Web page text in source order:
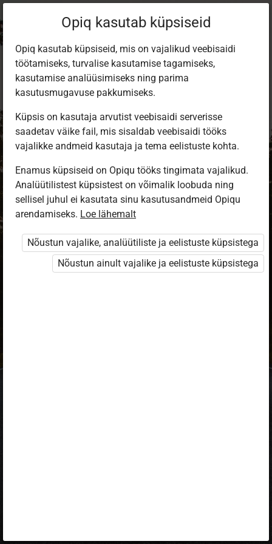
Sisene Opiqusse
Vali, kuidas end tuvastada
eKool
Stuudium
Opiq
HarID
Opiq kasutab küpsiseid
Opiq kasutab küpsiseid, mis on vajalikud veebisaidi
töötamiseks, turvalise kasutamise tagamiseks,
kasutamise analüüsimiseks ning parima
kasutusmugavuse pakkumiseks.
Küpsis on kasutaja arvutist veebisaidi serverisse
saadetav väike fail, mis sisaldab veebisaidi tööks
vajalikke andmeid kasutaja ja tema eelistuste kohta.
Enamus küpsiseid on Opiqu tööks tingimata vajalikud.
Analüütilistest küpsistest on võimalik loobuda ning
sellisel juhul ei kasutata sinu kasutusandmeid Opiqu
arendamiseks. Loe lähemalt
Nõustun vajalike, analüütiliste ja eelistuste küpsistega
Nõustun ainult vajalike ja eelistuste küpsistega